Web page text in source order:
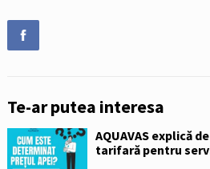
Te-ar putea interesa
AQUAVAS explică
tarifară pentru